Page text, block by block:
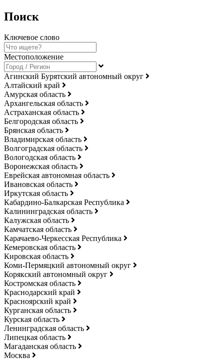
Поиск
Ключевое слово
Местоположение
Агинский Бурятский автономный округ
Алтайский край
Амурская область
Архангельская область
Астраханская область
Белгородская область
Брянская область
Владимирская область
Волгоградская область
Вологодская область
Воронежская область
Еврейская автономная область
Ивановская область
Иркутская область
Кабардино-Балкарская Республика
Калининградская область
Калужская область
Камчатская область
Карачаево-Черкесская Республика
Кемеровская область
Кировская область
Коми-Пермяцкий автономный округ
Корякский автономный округ
Костромская область
Краснодарский край
Красноярский край
Курганская область
Курская область
Ленинградская область
Липецкая область
Магаданская область
Москва